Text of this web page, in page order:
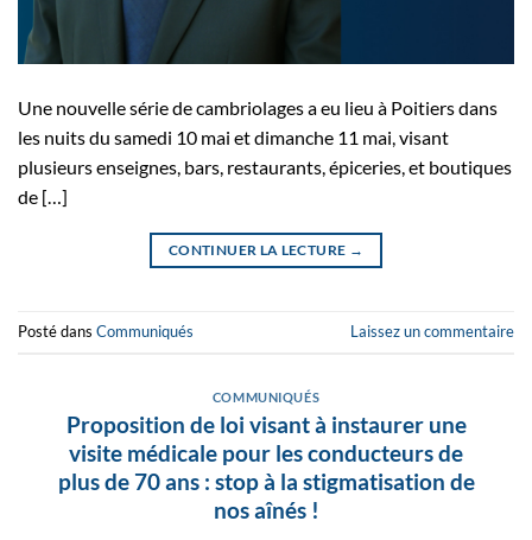
Une nouvelle série de cambriolages a eu lieu à Poitiers dans
les nuits du samedi 10 mai et dimanche 11 mai, visant
plusieurs enseignes, bars, restaurants, épiceries, et boutiques
de […]
CONTINUER LA LECTURE →
Posté dans Communiqués Laissez un commentaire
COMMUNIQUÉS
Proposition de loi visant à instaurer une
visite médicale pour les conducteurs de
plus de 70 ans : stop à la stigmatisation de
nos aînés !